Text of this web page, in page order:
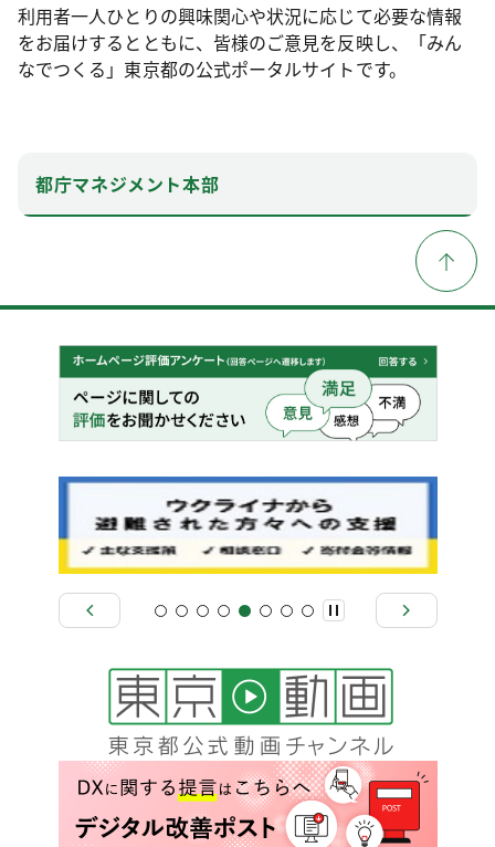
利用者一人ひとりの興味関心や状況に応じて必要な情報
をお届けするとともに、皆様のご意見を反映し、「みん
なでつくる」東京都の公式ポータルサイトです。
都庁マネジメント本部